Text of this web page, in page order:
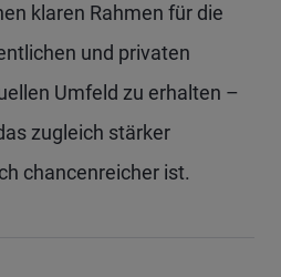
klaren Rahmen für die
und privaten
Umfeld zu erhalten –
zugleich stärker
chancenreicher ist.